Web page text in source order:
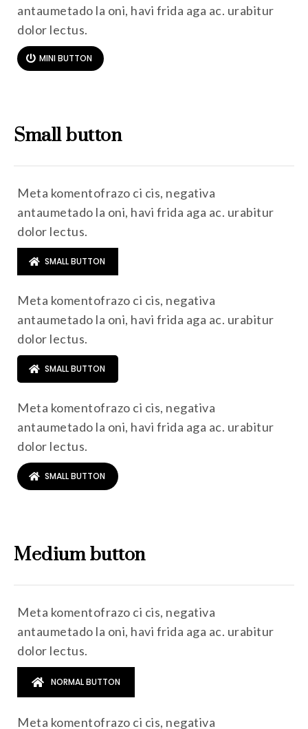
antaumetado la oni, havi frida aga ac. urabitur
dolor lectus.
MINI BUTTON
Small button
Meta komentofrazo ci cis, negativa
antaumetado la oni, havi frida aga ac. urabitur
dolor lectus.
SMALL BUTTON
Meta komentofrazo ci cis, negativa
antaumetado la oni, havi frida aga ac. urabitur
dolor lectus.
SMALL BUTTON
Meta komentofrazo ci cis, negativa
antaumetado la oni, havi frida aga ac. urabitur
dolor lectus.
SMALL BUTTON
Medium button
Meta komentofrazo ci cis, negativa
antaumetado la oni, havi frida aga ac. urabitur
dolor lectus.
NORMAL BUTTON
Meta komentofrazo ci cis, negativa